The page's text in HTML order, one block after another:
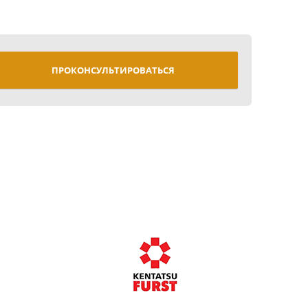
ПРОКОНСУЛЬТИРОВАТЬСЯ